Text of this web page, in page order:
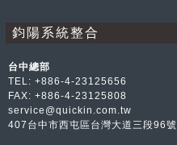
鈞陽系統整合
台中總部
TEL: +886-4-23125656
FAX: +886-4-23125808
service@quickin.com.tw
407台中市西屯區台灣大道三段96